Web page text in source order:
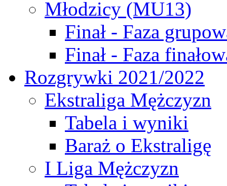
Młodzicy (MU13)
Finał - Faza
Finał - Faza
Rozgrywki 2021/2022
Ekstraliga Mężczyzn
Tabela i wyniki
Baraż o Ekstraligę
I Liga Mężczyzn